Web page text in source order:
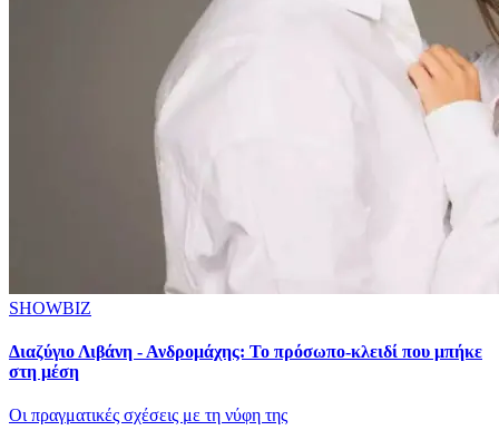
SHOWBIZ
Διαζύγιο Λιβάνη - Ανδρομάχης: Το πρόσωπο-κλειδί που μπήκε
στη μέση
Οι πραγματικές σχέσεις με τη νύφη της